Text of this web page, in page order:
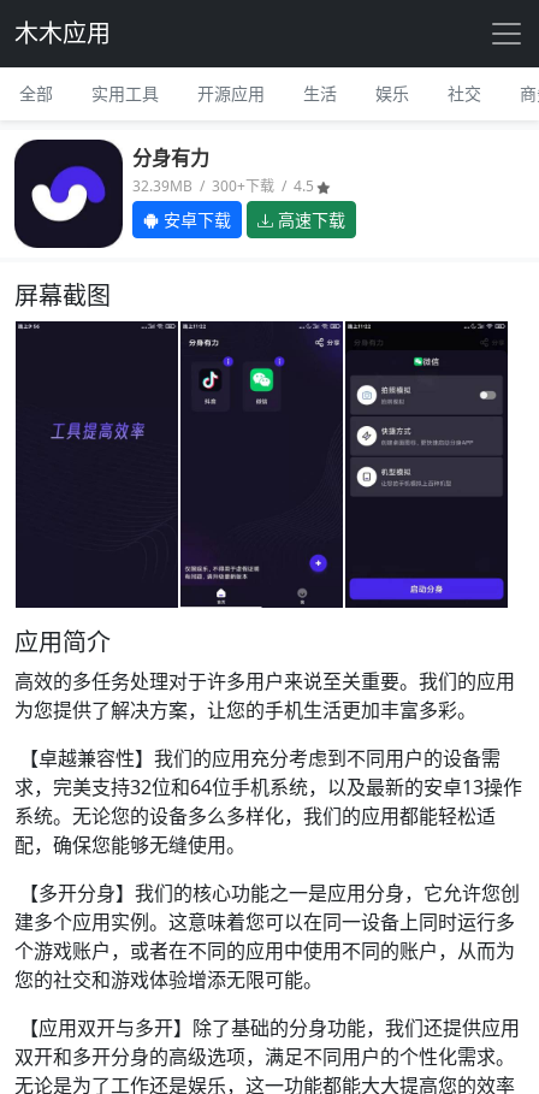
木木应用
全部 实用工具 开源应用 生活 娱乐 社交
分身有力
32.39MB / 300+下载 / 4.5
安卓下载 高速下载
屏幕截图
应用简介
高效的多任务处理对于许多用户来说至关重要。我们的应用
为您提供了解决方案，让您的手机生活更加丰富多彩。
【卓越兼容性】我们的应用充分考虑到不同用户的设备需
求，完美支持32位和64位手机系统，以及最新的安卓13操作
系统。无论您的设备多么多样化，我们的应用都能轻松适
配，确保您能够无缝使用。
【多开分身】我们的核心功能之一是应用分身，它允许您创
建多个应用实例。这意味着您可以在同一设备上同时运行多
个游戏账户，或者在不同的应用中使用不同的账户，从而为
您的社交和游戏体验增添无限可能。
【应用双开与多开】除了基础的分身功能，我们还提供应用
双开和多开分身的高级选项，满足不同用户的个性化需求。
无论是为了工作还是娱乐，这一功能都能大大提高您的效率